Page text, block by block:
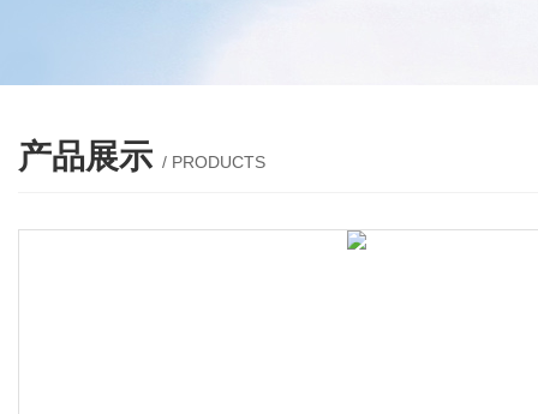
产品展示 / PRODUCTS